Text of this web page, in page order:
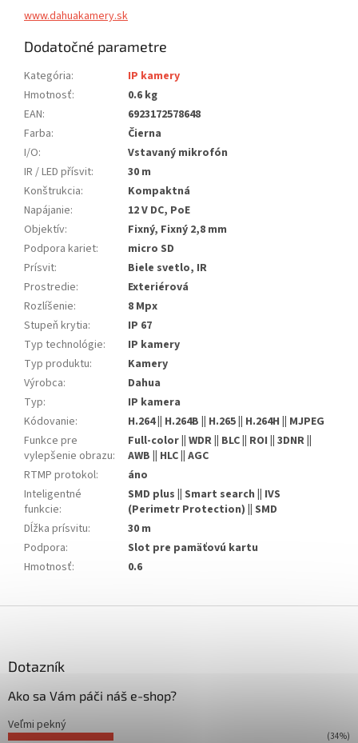
www.dahuakamery.sk
Dodatočné parametre
Kategória:
IP kamery
Hmotnosť:
0.6 kg
EAN:
6923172578648
Farba:
Čierna
I/O:
Vstavaný mikrofón
IR / LED přísvit:
30 m
Konštrukcia:
Kompaktná
Napájanie:
12 V DC, PoE
Objektív:
Fixný, Fixný 2,8 mm
Podpora kariet:
micro SD
Prísvit:
Biele svetlo, IR
Prostredie:
Exteriérová
Rozlíšenie:
8 Mpx
Stupeň krytia:
IP 67
Typ technológie:
IP kamery
Typ produktu:
Kamery
Výrobca:
Dahua
Typ:
IP kamera
Kódovanie:
H.264 || H.264B || H.265 || H.264H || MJPEG
Funkce pre
vylepšenie obrazu:
Full-color || WDR || BLC || ROI || 3DNR ||
AWB || HLC || AGC
RTMP protokol:
áno
Inteligentné
funkcie:
SMD plus || Smart search || IVS
(Perimetr Protection) || SMD
Dĺžka prísvitu:
30 m
Podpora:
Slot pre pamäťovú kartu
Hmotnosť: 0.6
Dotazník
Ako sa Vám páči náš e-shop?
Veľmi pekný
(34%)